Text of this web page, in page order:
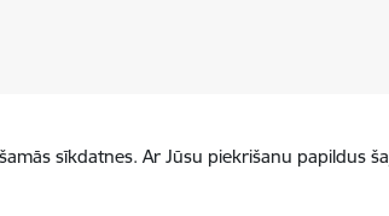
sīkdatnes. Ar Jūsu piekrišanu papildus